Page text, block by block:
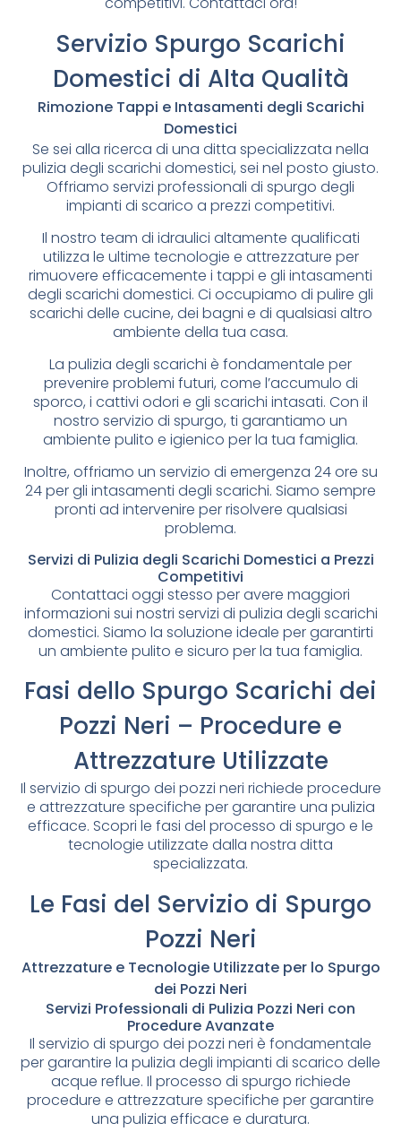
Servizio Spurgo Scarichi
Domestici di Alta Qualità
Rimozione Tappi e Intasamenti degli Scarichi
Domestici
Se sei alla ricerca di una ditta specializzata nella
pulizia degli scarichi domestici, sei nel posto giusto.
Offriamo servizi professionali di spurgo degli
impianti di scarico a prezzi competitivi.
Il nostro team di idraulici altamente qualificati
utilizza le ultime tecnologie e attrezzature per
rimuovere efficacemente i tappi e gli intasamenti
degli scarichi domestici. Ci occupiamo di pulire gli
scarichi delle cucine, dei bagni e di qualsiasi altro
ambiente della tua casa.
La pulizia degli scarichi è fondamentale per
prevenire problemi futuri, come l’accumulo di
sporco, i cattivi odori e gli scarichi intasati. Con il
nostro servizio di spurgo, ti garantiamo un
ambiente pulito e igienico per la tua famiglia.
Inoltre, offriamo un servizio di emergenza 24 ore su
24 per gli intasamenti degli scarichi. Siamo sempre
pronti ad intervenire per risolvere qualsiasi
problema.
Servizi di Pulizia degli Scarichi Domestici a Prezzi
Competitivi
Contattaci oggi stesso per avere maggiori
informazioni sui nostri servizi di pulizia degli scarichi
domestici. Siamo la soluzione ideale per garantirti
un ambiente pulito e sicuro per la tua famiglia.
Fasi dello Spurgo Scarichi dei
Pozzi Neri – Procedure e
Attrezzature Utilizzate
Il servizio di spurgo dei pozzi neri richiede procedure
e attrezzature specifiche per garantire una pulizia
efficace. Scopri le fasi del processo di spurgo e le
tecnologie utilizzate dalla nostra ditta
specializzata.
Le Fasi del Servizio di Spurgo
Pozzi Neri
Attrezzature e Tecnologie Utilizzate per lo Spurgo
dei Pozzi Neri
Servizi Professionali di Pulizia Pozzi Neri con
Procedure Avanzate
Il servizio di spurgo dei pozzi neri è fondamentale
per garantire la pulizia degli impianti di scarico delle
acque reflue. Il processo di spurgo richiede
procedure e attrezzature specifiche per garantire
una pulizia efficace e duratura.